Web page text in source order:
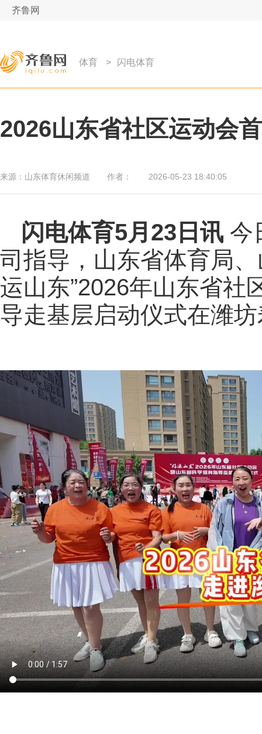
齐鲁网
体育 > 闪电体育
2026山东省社区运动会
来源： 山东体育休闲频道 作者： 2026-05-23 18:40:05
闪电体育5月23日讯 今
司指导，山东省体育局
运山东”2026年山东省社
导走基层启动仪式在潍